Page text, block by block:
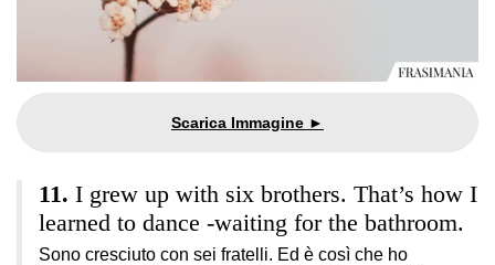
I grew up with six brothers. That’s how I
learned to dance -waiting for the bathroom.
Sono cresciuto con sei fratelli. Ed è così che ho